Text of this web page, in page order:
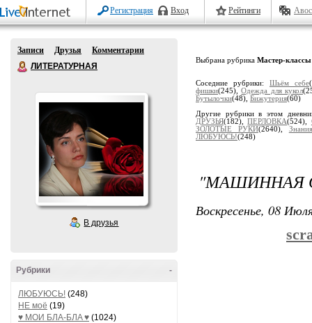
Регистрация Вход Рейтинги
Записи Друзья
Комментарии
ЛИТЕРАТУРНАЯ
В друзья
-
Рубрики
ЛЮБУЮСЬ! (248)
НЕ моё (19)
♥ МОИ БЛA-БЛA ♥ (1024)
Выбрана рубрика Мастер-
Соседние рубрики: Шьём себе
фишки(245),Одеждa для кукол
Бутылочки(48), Бижутерия(60)
Другие рубрики в этом
ДРУЗЬЯ(182),ПЕРЛОВКА(524),
ЗОЛОТЫЕ РУКИ(2640), Знания
ЛЮБУЮСЬ!(248)
"МАШИННАЯ
Воскресенье, 08